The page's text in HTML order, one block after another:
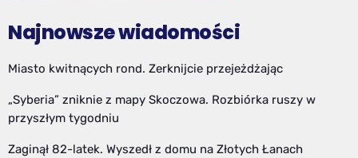
Najnowsze wiadomości
Miasto kwitnących rond. Zerknijcie przejeżdżając
„Syberia” zniknie z mapy Skoczowa. Rozbiórka ruszy w
przyszłym tygodniu
Zaginął 82-latek. Wyszedł z domu na Złotych Łanach